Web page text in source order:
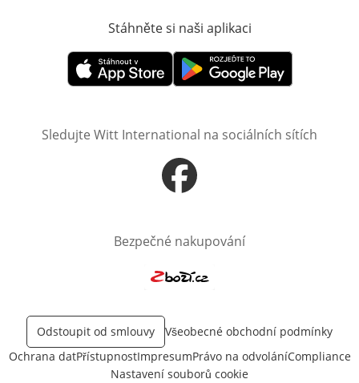
Stáhněte si naši aplikaci
Otevře v novém okněOtevře v novém okně
Sledujte Witt International na sociálních sítích
Otevře v novém okně
Bezpečné nakupování
Odstoupit od smlouvy
Všeobecné obchodní podmínky
Ochrana datPřístupnostImpresumPrávo na odvoláníCompliance
Nastavení souborů cookie